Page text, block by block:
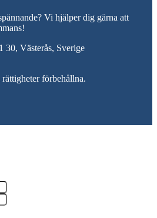
Vi hjälper dig gärna att
30, Västerås, Sverige
förbehållna.